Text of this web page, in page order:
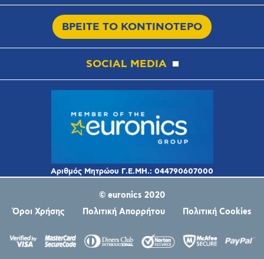
ΒΡΕΙΤΕ ΤΟ ΚΟΝΤΙΝΟΤΕΡΟ
SOCIAL MEDIA
© euronics 2020
Όροι Χρήσης
Πολιτική Απορρήτου Πολιτική Cookies